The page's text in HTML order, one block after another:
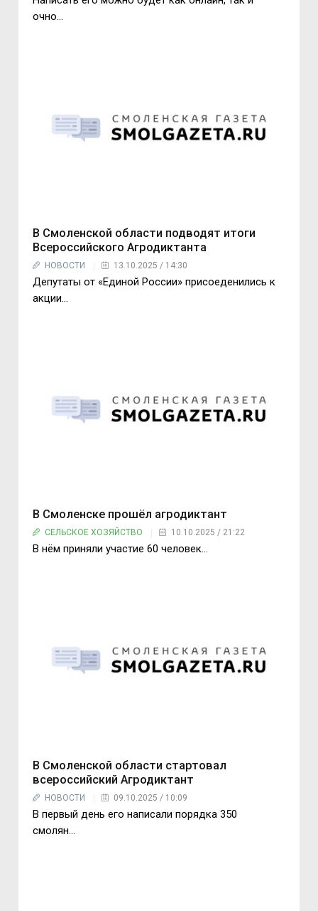
очно...
В Смоленской области подводят итоги
Всероссийского Агродиктанта
НОВОСТИ 13.10.2025 / 14:30
Депутаты от «Единой России» присоеденились к
акции...
В Смоленске прошёл агродиктант
СЕЛЬСКОЕ ХОЗЯЙСТВО 10.10.2025 / 21:22
В нём приняли участие 60 человек…
В Смоленской области стартовал
всероссийский Агродиктант
НОВОСТИ 09.10.2025 / 10:09
В первый день его написали порядка 350
смолян...